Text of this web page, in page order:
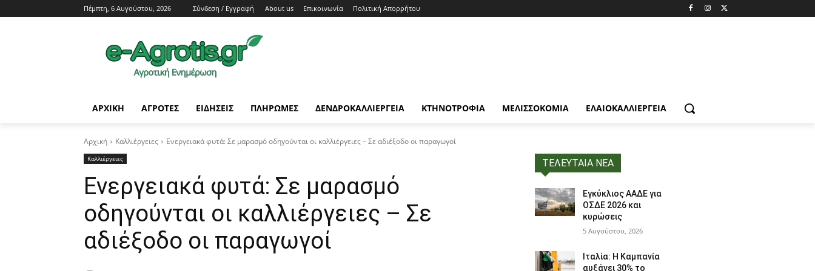
Πέμπτη, 6 Αυγούστου, 2026 Σύνδεση / Εγγραφή About us Επικοινωνία Πολιτική Απορρήτου
ΑΡΧΙΚΗ AΓΡΟΤΕΣ ΕΙΔΗΣΕΙΣ ΠΛΗΡΩΜΕΣ ΔΕΝΔΡΟΚΑΛΛΙΕΡΓΕΙΑ ΚΤΗΝΟΤΡΟΦΙΑ ΜΕΛΙΣΣΟΚΟΜΙΑ ΕΛΑΙΟΚΑΛΛΙΈΡΓΕΙΑ
Αρχική Καλλιέργειες Ενεργειακά φυτά: Σε μαρασμό οδηγούνται οι καλλιέργειες – Σε αδιέξοδο οι παραγωγοί
Καλλιέργειες
Ενεργειακά φυτά: Σε μαρασμό
οδηγούνται οι καλλιέργειες – Σε
αδιέξοδο οι παραγωγοί
ΤΕΛΕΥΤΑΙΑ ΝΕΑ
Εγκύκλιος ΑΑΔΕ για
ΟΣΔΕ 2026 και
κυρώσεις
5 Αυγούστου, 2026
Ιταλία: Η Καμπανία
αυξάνει 30% το